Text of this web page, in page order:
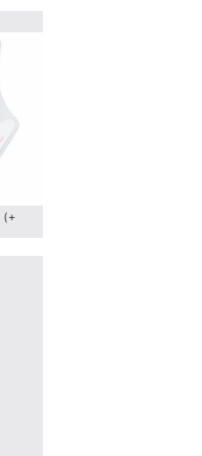
(+